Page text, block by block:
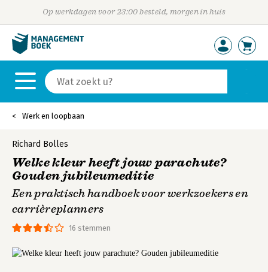
Op werkdagen voor 23:00 besteld, morgen in huis
Werk en loopbaan
16 stemmen
Richard Bolles
Welke kleur heeft jouw parachute?
Gouden jubileumeditie
Een praktisch handboek voor werkzoekers en
carrièreplanners